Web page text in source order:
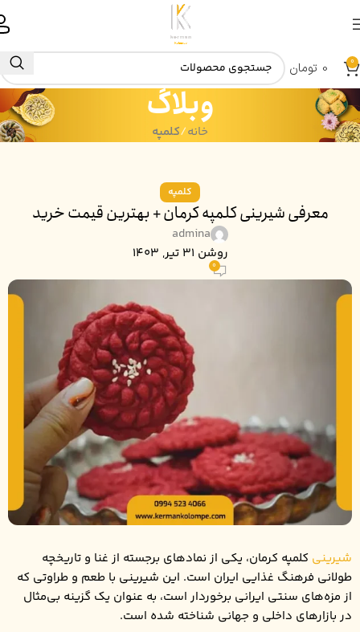
0 تومان
وبلاگ
خانه کلمپه
کلمپه
معرفی شیرینی کلمپه کرمان + بهترین قیمت خرید
admina
روشن 31 تیر, 1403
0
شیرینی کلمپه کرمان، یکی از نمادهای برجسته از غنا و تاریخچه
طولانی فرهنگ غذایی ایران است. این شیرینی با طعم و طراوتی که
از مزه‌های سنتی ایرانی برخوردار است، به عنوان یک گزینه بی‌مثال
در بازارهای داخلی و جهانی شناخته شده است.